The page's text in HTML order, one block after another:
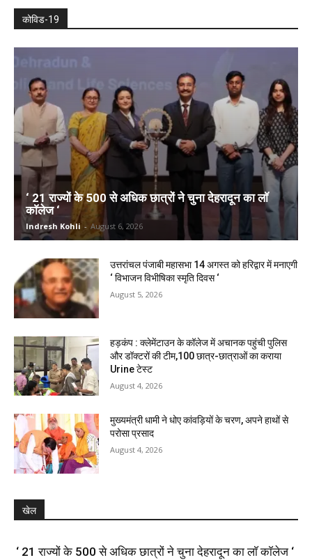
कोविड-19
‘ 21 राज्यों के 500 से अधिक छात्रों ने चुना देहरादून का लाॅ
काॅलेज ‘
Indresh Kohli - August 6, 2026
उत्तरांचल पंजाबी महासभा 14 अगस्त को हरिद्वार में मनाएगी
‘ विभाजन विभीषिका स्मृति दिवस ‘
August 5, 2026
हड़कंप : क्लेमेंटाउन के कॉलेज में अचानक पहुंची पुलिस
और डॉक्टरों की टीम,100 छात्र-छात्राओं का कराया
Urine टेस्ट
August 4, 2026
मुख्यमंत्री धामी ने धोए कांवड़ियों के चरण, अपने हाथों से
परोसा प्रसाद
August 4, 2026
खेल
‘ 21 राज्यों के 500 से अधिक छात्रों ने चुना देहरादून का लाॅ काॅलेज ‘